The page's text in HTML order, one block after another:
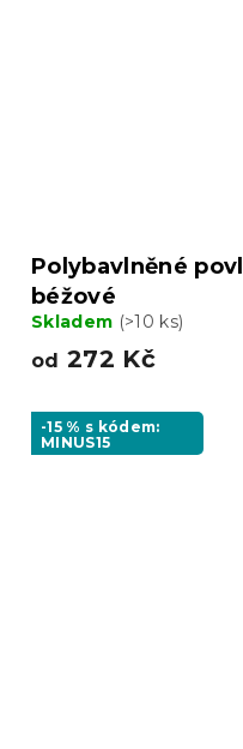
Polybavlněné
béžové
Skladem (>10 ks)
od 272 Kč
-15 % s kódem:
MINUS15